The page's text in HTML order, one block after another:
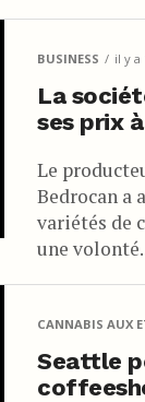
BUSINESS il y a
La
ses prix
Le
Bedrocan a
variétés de
une
CANNABIS AUX
Seattle